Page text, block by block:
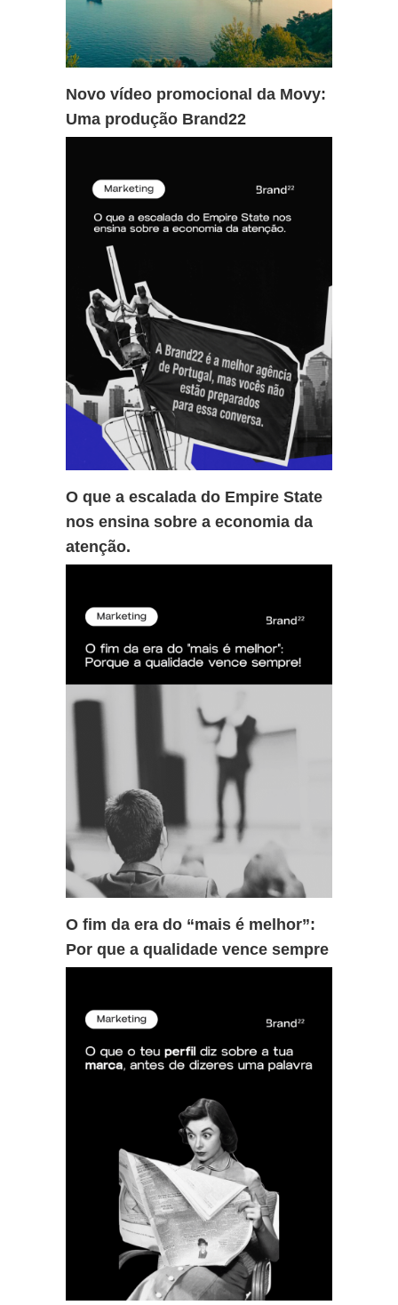
Novo vídeo promocional da Movy:
Uma produção Brand22
O que a escalada do Empire State
nos ensina sobre a economia da
atenção.
O fim da era do “mais é melhor”:
Por que a qualidade vence sempre